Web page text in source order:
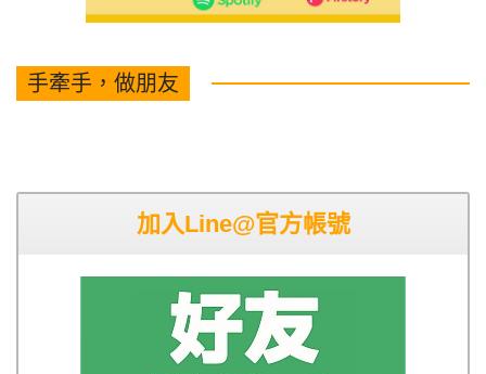
手牽手，做朋友
加入Line@官方帳號